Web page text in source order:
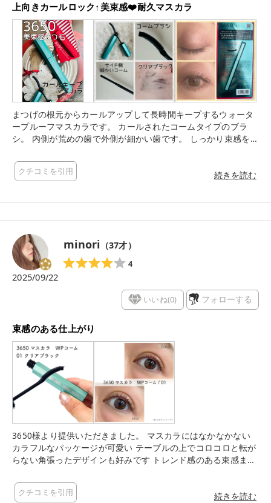
スムーズにオフできる扱いやすさも魅力です。 私自身、細くて
コシのないまつ毛なので、 塗ると重みですぐに下がってしまう
のではと心配していました。 ですが、このコームで根元から引
き上げるように塗ると、 思ったよりもずっと簡単に綺麗な束感
が出て驚きました！ 液が軽やかで、上向きの仕上がりが心地よ
く続いてくれます。 がんばって作り込んだ印象にならず、 自然
な目力を添えてくれるので、最近のアイメイクはこればかり。
細いまつ毛や下がりやすい目元にお悩みの方、 上品な束感メイ
クを楽しみたい方は、ぜひチェックしてみてくださいね。
上向きカールロック↑美束感❤️耐久マスカラ
まつげの根元からカールアップして長時間キープするウォータ
ープルーフマスカラです。 カールされたコームタイプのブラ
シ。 内側が荒めの歯で外側が細かい歯です。 しっかり束感を作
外側の細かい歯を使っています。 ダマにならず、上向きの美ま
つ毛を作れます♡ しっかり目力が出るのに何だか繊細さも感じ
ォータープルーフなので涙、汗、皮脂、こすれに強くパンダ目
ジングが必須です。 カラーはクリアブラウン🖤 透け感のあるブ
ラックですがつけると普通に黒に感じます。 まつげにもやさし
い美容液成分配合♡ 抗菌ボトルです✨
クチコミを引用 続きを読む
minori （37才）
4
2025/09/22
いいね(0) フォローする
束感のある仕上がり
3650様より提供いただきました。 マスカラにはなかなかない
カラフルなパッケージが可愛い テーブルの上でコロコロと転が
らない角張ったデザインも好みです トレンド感のある束感まつ
開 クリアブラックは少し透け感があってキツくなりすぎない印
象 やや粘度のあるマスカラ液で束が作りやすい キャッチアップ
クチコミを引用 続きを読む